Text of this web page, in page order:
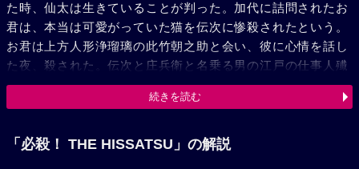
た時、仙太は生きていることが判った。加代に詰問されたお
君は、本当は可愛がっていた猫を伝次に惨殺されたという。
お君は上方人形浄瑠璃の此竹朝之助と会い、彼に心情を話し
た夜、殺された。伝次と庄兵衛と名乗る男の江戸の仕事人殱
滅計画を聞いてしまったのだ。朝之助は売女宿に出向き、伝
次を殺した。彼もまた仕事人だった。それを秀が屋根の上か
とする仕事人グループが殺された。唯一人生き残った瓦職人
続きを読む
「必殺！ THE HISSATSU」の解説